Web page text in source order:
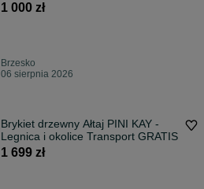
1 000 zł
Brzesko
06 sierpnia 2026
Brykiet drzewny Ałtaj PINI KAY -
Legnica i okolice Transport GRATIS
1 699 zł